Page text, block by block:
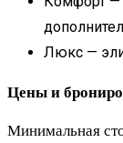
Люкс —
Цены и
Минимальная